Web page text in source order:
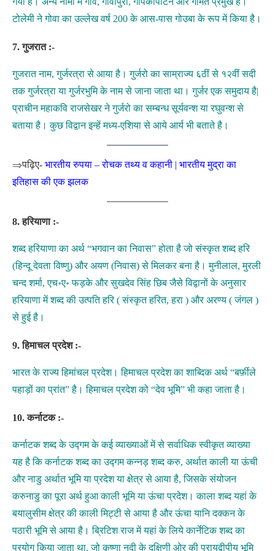
टोलेमी ने गोवा का उल्लेख वर्ष 200 के आस-पास गोउबा के रूप में किया है।
7. गुजरात :-
गुजरात नाम, गुर्जरत्रा से आया है। गुर्जरो का साम्राज्य ६ठीं से १२वीं सदी
तक गुर्जरत्रा या गुर्जरभुमि के नाम से जाना जाता था। गुर्जर एक समुदाय है|
प्राचीन महाकवि राजसेखर ने गुर्जरो का सम्बन्ध सूर्यवन्श या रघुवन्श से
बताया है। कुछ विद्वान इन्हें मध्य-एशिया से आये आर्य भी बताते है।
⇒पढ़िए- भारतीय रुपया – रोचक तथ्य व कहानी | भारतीय मुद्रा का
इतिहास की एक झलक
8. हरियाणा :-
शब्द हरियाणा का अर्थ “भगवान का निवास” होता है जो संस्कृत शब्द हरि
(हिन्दू देवता विष्णु) और अयण (निवास) से मिलकर बना है। मुनीलाल, मुरली
चन्द शर्मा, एच॰ए॰ फड़के और सुखदेव सिंह छिब जैसे विद्वानों के अनुसार
हरियाणा में शब्द की उत्पति हरि ( संस्कृत हरित, हरा ) और अरण्य ( जंगल )
से हुई है।
9. हिमाचल प्रदेश :-
भारत के राज्य हिमांचल प्रदेश। हिमाचल प्रदेश का शाब्दिक अर्थ “बर्फ़ीले
पहाड़ों का प्रांत” है। हिमाचल प्रदेश को “देव भूमि” भी कहा जाता है।
10. कर्नाटक :-
कर्नाटक शब्द के उद्गम के कई व्याख्याओं में से सर्वाधिक स्वीकृत व्याख्या
यह है कि कर्नाटक शब्द का उद्गम कन्नड़ शब्द करु, अर्थात काली या ऊंची
और नाडु अर्थात भूमि या प्रदेश या क्षेत्र से आया है, जिसके संयोजन
करुनाडु का पूरा अर्थ हुआ काली भूमि या ऊंचा प्रदेश। काला शब्द यहां के
बयालुसीम क्षेत्र की काली मिट्टी से आया है और ऊंचा यानि दक्कन के
पठारी भूमि से आया है। ब्रिटिश राज में यहां के लिये कार्नेटिक शब्द का
प्रयोग किया जाता था, जो कृष्णा नदी के दक्षिणी ओर की प्रायद्वीपीय भूमि